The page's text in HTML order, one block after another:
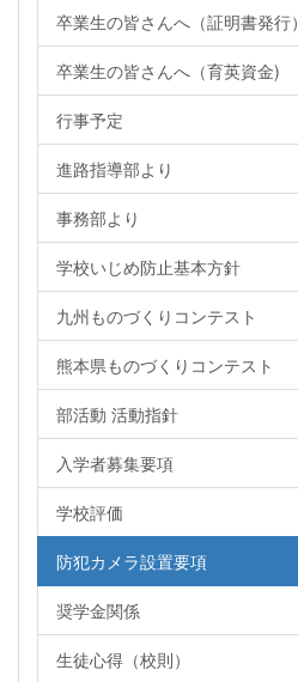
卒業生の皆さんへ（証明書発行）
卒業生の皆さんへ（育英資金)
行事予定
進路指導部より
事務部より
学校いじめ防止基本方針
九州ものづくりコンテスト
熊本県ものづくりコンテスト
部活動 活動指針
入学者募集要項
学校評価
防犯カメラ設置要項
奨学金関係
生徒心得（校則）